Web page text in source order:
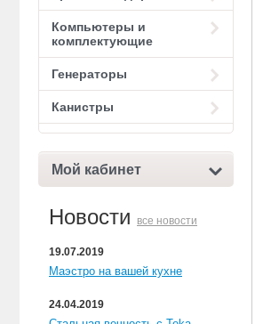
Компьютеры и
комплектующие
Генераторы
Канистры
Мой кабинет
Новости все новости
19.07.2019
Маэстро на вашей кухне
24.04.2019